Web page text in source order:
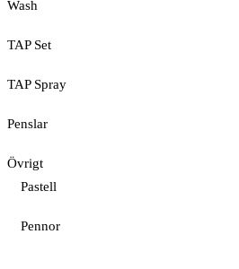
Wash
TAP Set
TAP Spray
Penslar
Övrigt
Pastell
Pennor